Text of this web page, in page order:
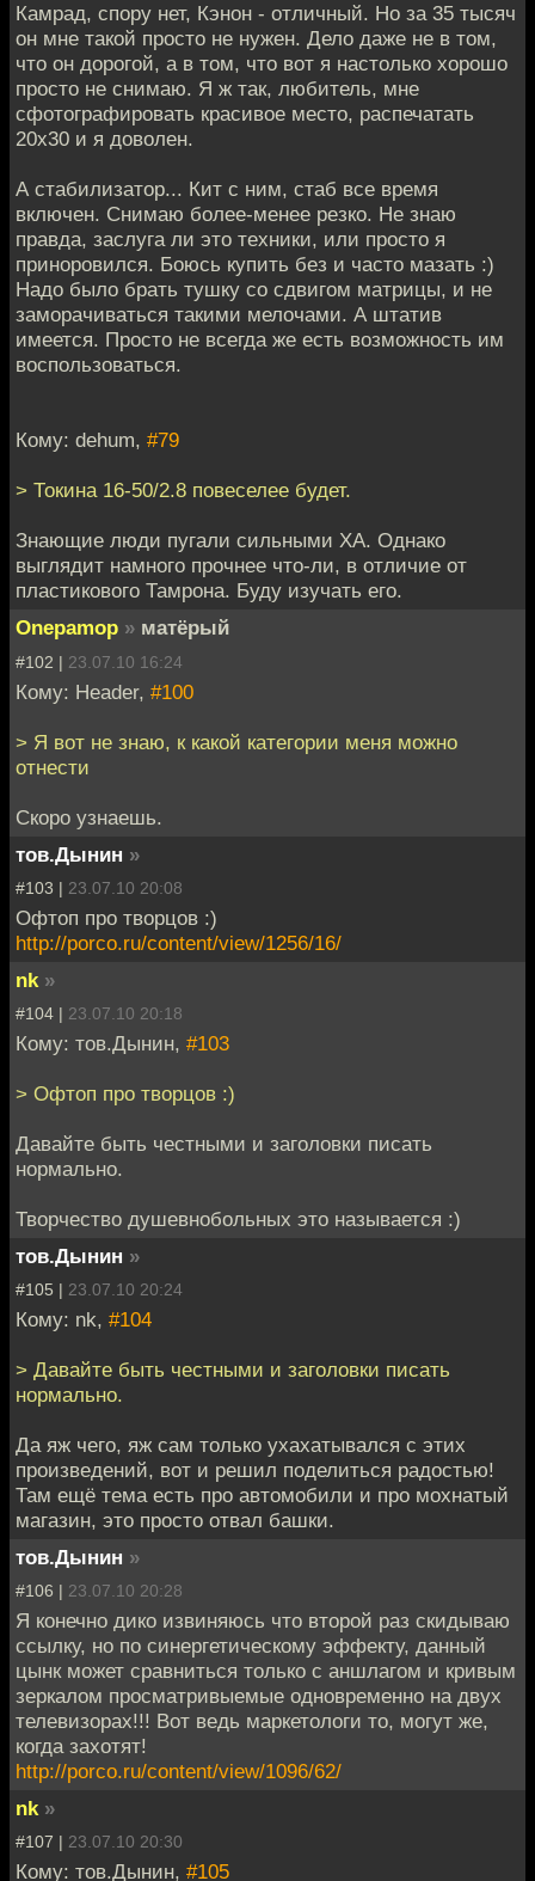
Камрад, cпору нет, Кэнон - отличный. Но за 35 тысяч
он мне такой просто не нужен. Дело даже не в том,
что он дорогой, а в том, что вот я настолько хорошо
просто не снимаю. Я ж так, любитель, мне
сфотографировать красивое место, распечатать
20х30 и я доволен.
А стабилизатор... Кит с ним, стаб все время
включен. Снимаю более-менее резко. Не знаю
правда, заслуга ли это техники, или просто я
приноровился. Боюсь купить без и часто мазать :)
Надо было брать тушку со сдвигом матрицы, и не
заморачиваться такими мелочами. А штатив
имеется. Просто не всегда же есть возможность им
воспользоваться.
Кому: dehum, #79
> Токина 16-50/2.8 повеселее будет.
Знающие люди пугали сильными ХА. Однако
выглядит намного прочнее что-ли, в отличие от
пластикового Тамрона. Буду изучать его.
Onepamop » матёрый
#102 | 23.07.10 16:24
Кому: Header, #100
> Я вот не знаю, к какой категории меня можно
отнести
Скоро узнаешь.
тов.Дынин »
#103 | 23.07.10 20:08
Офтоп про творцов :)
http://porco.ru/content/view/1256/16/
nk »
#104 | 23.07.10 20:18
Кому: тов.Дынин, #103
> Офтоп про творцов :)
Давайте быть честными и заголовки писать
нормально.
Творчество душевнобольных это называется :)
тов.Дынин »
#105 | 23.07.10 20:24
Кому: nk, #104
> Давайте быть честными и заголовки писать
нормально.
Да яж чего, яж сам только ухахатывался с этих
произведений, вот и решил поделиться радостью!
Там ещё тема есть про автомобили и про мохнатый
магазин, это просто отвал башки.
тов.Дынин »
#106 | 23.07.10 20:28
Я конечно дико извиняюсь что второй раз скидываю
ссылку, но по синергетическому эффекту, данный
цынк может сравниться только с аншлагом и кривым
зеркалом просматривыемые одновременно на двух
телевизорах!!! Вот ведь маркетологи то, могут же,
когда захотят!
http://porco.ru/content/view/1096/62/
nk »
#107 | 23.07.10 20:30
Кому: тов.Дынин, #105